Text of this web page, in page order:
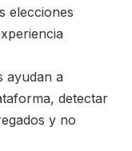
elecciones
ayudan a
detectar
y no